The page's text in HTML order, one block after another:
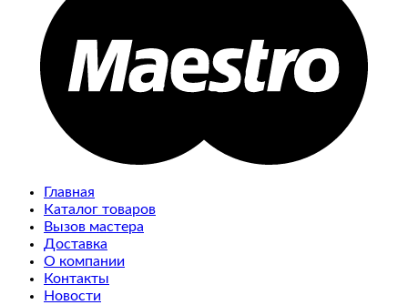
Главная
Каталог товаров
Вызов мастера
Доставка
О компании
Контакты
Новости